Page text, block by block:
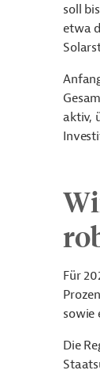
soll
etwa
aktiv,
Für
sowie
Die